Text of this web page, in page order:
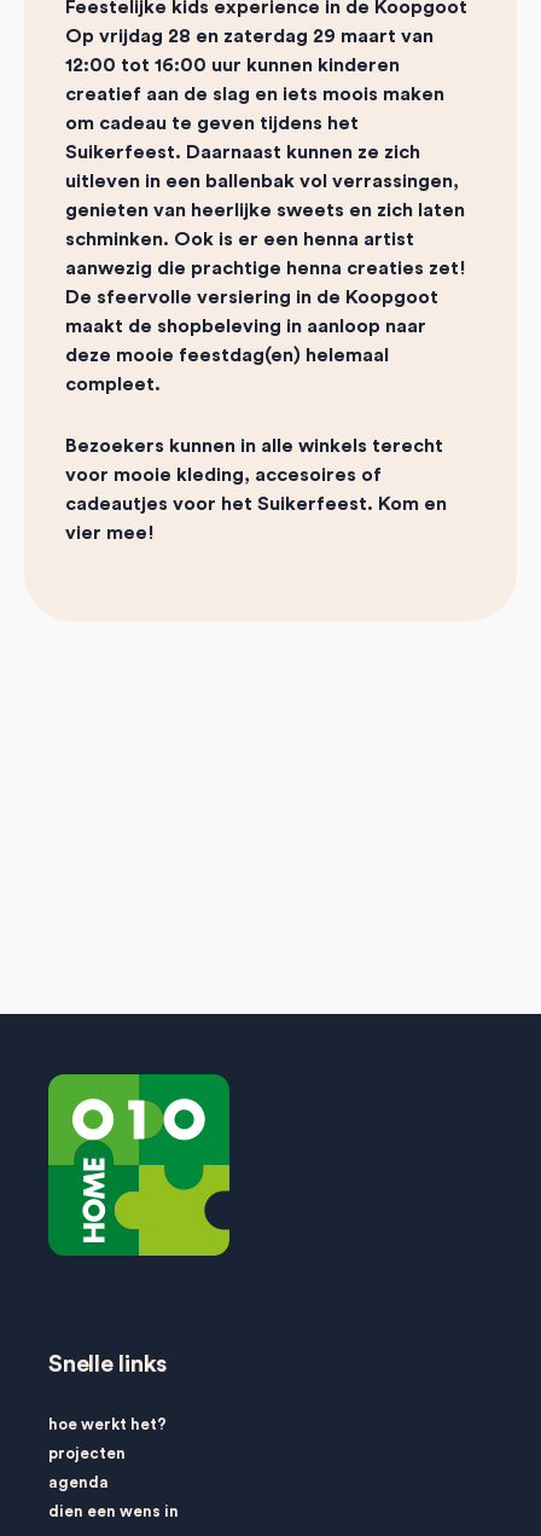
Feestelijke kids experience in de Koopgoot
Op vrijdag 28 en zaterdag 29 maart van
12:00 tot 16:00 uur kunnen kinderen
creatief aan de slag en iets moois maken
om cadeau te geven tijdens het
Suikerfeest. Daarnaast kunnen ze zich
uitleven in een ballenbak vol verrassingen,
genieten van heerlijke sweets en zich laten
schminken. Ook is er een henna artist
aanwezig die prachtige henna creaties zet!
De sfeervolle versiering in de Koopgoot
maakt de shopbeleving in aanloop naar
deze mooie feestdag(en) helemaal
compleet.
Bezoekers kunnen in alle winkels terecht
voor mooie kleding, accesoires of
cadeautjes voor het Suikerfeest. Kom en
vier mee!
Snelle links
hoe werkt het?
projecten
agenda
dien een wens in